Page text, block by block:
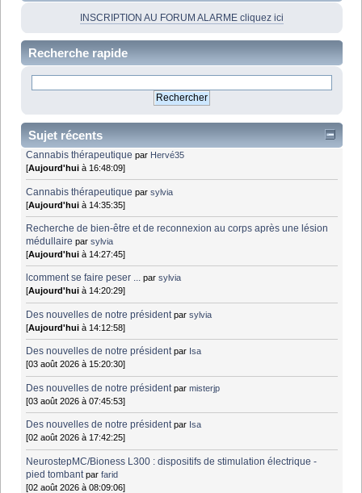
INSCRIPTION AU FORUM ALARME cliquez ici
Recherche rapide
Sujet récents
Cannabis thérapeutique par Hervé35
[Aujourd'hui à 16:48:09]
Cannabis thérapeutique parsylvia
[Aujourd'hui à 14:35:35]
Recherche de bien-être et de reconnexion au corps après une lésion
médullaire parsylvia
[Aujourd'hui à 14:27:45]
lcomment se faire peser ... parsylvia
[Aujourd'hui à 14:20:29]
Des nouvelles de notre président parsylvia
[Aujourd'hui à 14:12:58]
Des nouvelles de notre président par Isa
[03 août 2026 à 15:20:30]
Des nouvelles de notre président parmisterjp
[03 août 2026 à 07:45:53]
Des nouvelles de notre président par Isa
[02 août 2026 à 17:42:25]
NeurostepMC/Bioness L300 : dispositifs de stimulation électrique -
pied tombant parfarid
[02 août 2026 à 08:09:06]